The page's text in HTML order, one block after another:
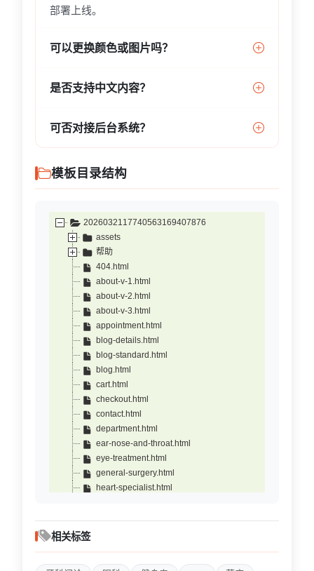
部署上线。
可以更换颜色或图片吗？
是否支持中文内容？
可否对接后台系统？
模板目录结构
2026032117740563169407876
assets
帮助
404.html
about-v-1.html
about-v-2.html
about-v-3.html
appointment.html
blog-details.html
blog-standard.html
blog.html
cart.html
checkout.html
contact.html
department.html
ear-nose-and-throat.html
eye-treatment.html
general-surgery.html
heart-specialist.html
相关标签